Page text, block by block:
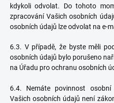
kdykoli odvolat. Do tohoto
zpracování Vašich osobních
osobních údajů lze odvolat na e-
6.3. V případě, že byste měli
osobních údajů bylo porušeno
na Úřadu pro ochranu osobních
6.4. Nemáte povinnost
Vašich osobních údajů není